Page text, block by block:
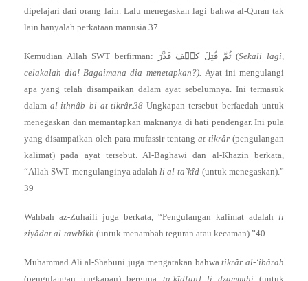
dipelajari dari orang lain. Lalu menegaskan lagi bahwa al-Quran tak
lain hanyalah perkataan manusia.37
Kemudian Allah SWT berfirman: ثُمَّ قُتِلَ كَيۡفَ قَدَّرَ (Sekali lagi,
celakalah dia! Bagaimana dia menetapkan?). Ayat ini mengulangi
apa yang telah disampaikan dalam ayat sebelumnya. Ini termasuk
dalamal-ithnâb bi at-tikrâr.38Ungkapan tersebut berfaedah untuk
menegaskan dan memantapkan maknanya di hati pendengar. Ini pula
yang disampaikan oleh para mufassir tentang at-tikrâr (pengulangan
kalimat) pada ayat tersebut. Al-Baghawi dan al-Khazin berkata,
“Allah SWT mengulanginya adalah li al-ta`kîd (untuk menegaskan).”
39
Wahbah az-Zuhaili juga berkata, “Pengulangan kalimat adalah li
ziyâdat al-tawbîkh (untuk menambah teguran atau kecaman).”40
Muhammad Ali al-Shabuni juga mengatakan bahwatikrâr al-‘ibârah
(pengulangan ungkapan) berguna ta`kîd[an] li dzammihi (untuk